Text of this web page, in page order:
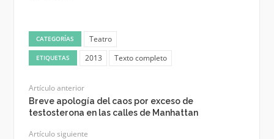
CATEGORÍAS Teatro
ETIQUETAS 2013 Texto completo
Artículo anterior
Breve apología del caos por exceso de
testosterona en las calles de Manhattan
Artículo siguiente